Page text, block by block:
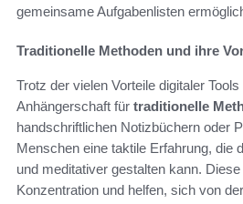
gemeinsame Aufgabenlisten
Traditionelle Methoden und ihre
Trotz der vielen Vorteile digitaler
Anhängerschaft für traditionelle
handschriftlichen Notizbüchern oder
Menschen eine taktile Erfahrung, die
und meditativer gestalten kann.
Konzentration und helfen, sich von